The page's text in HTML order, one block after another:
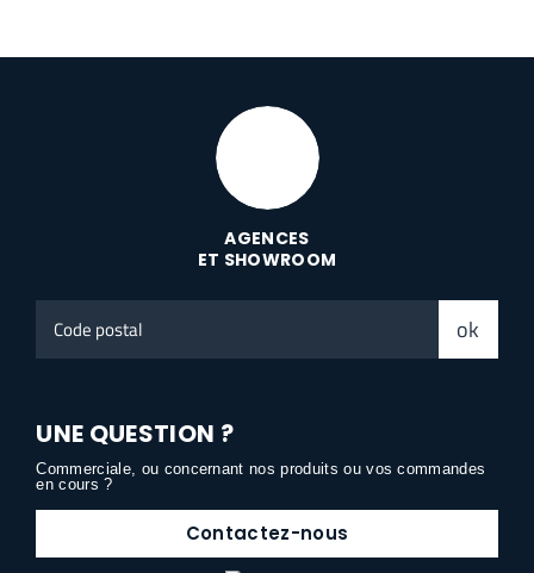
AGENCES
ET SHOWROOM
postal
ok
UNE QUESTION ?
Commerciale, ou concernant nos produits ou vos commandes
en cours ?
Contactez-nous